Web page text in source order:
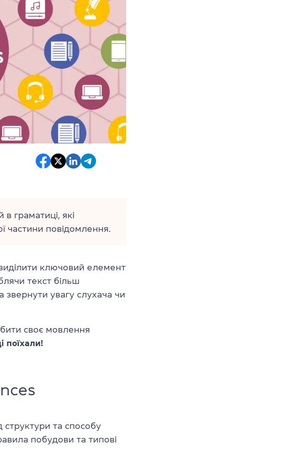
граматиці, які
частини повідомлення.
ключовий елемент
текст більш
звернути увагу слухача чи
своє мовлення
поїхали!
структури та способу
побудови та типові